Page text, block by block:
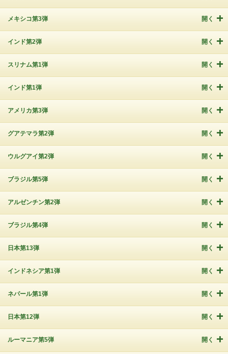
メキシコ第3弾 開く
インド第2弾 開く
スリナム第1弾 開く
インド第1弾 開く
アメリカ第3弾 開く
グアテマラ第2弾 開く
ウルグアイ第2弾 開く
ブラジル第5弾 開く
アルゼンチン第2弾 開く
ブラジル第4弾 開く
日本第13弾 開く
インドネシア第1弾 開く
ネパール第1弾 開く
日本第12弾 開く
ルーマニア第5弾 開く